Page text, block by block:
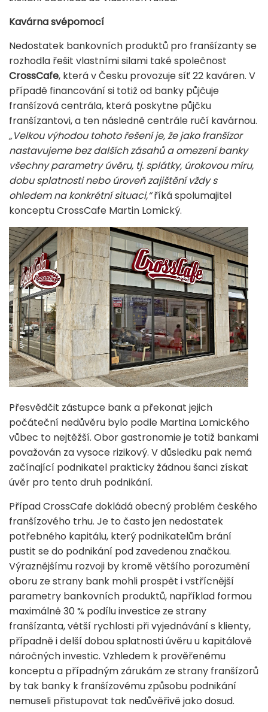
Kavárna svépomocí
Nedostatek bankovních produktů pro franšízanty se
rozhodla řešit vlastními silami také společnost
CrossCafe, která v Česku provozuje síť 22 kaváren. V
případě financování si totiž od banky půjčuje
franšízová centrála, která poskytne půjčku
franšízantovi, a ten následně centrále ručí kavárnou.
„Velkou výhodou tohoto řešení je, že jako franšízor
nastavujeme bez dalších zásahů a omezení banky
všechny parametry úvěru, tj. splátky, úrokovou míru,
dobu splatnosti nebo úroveň zajištění vždy s
ohledem na konkrétní situaci,“říká spolumajitel
konceptu CrossCafe Martin Lomický.
Přesvědčit zástupce bank a překonat jejich
počáteční nedůvěru bylo podle Martina Lomického
vůbec to nejtěžší. Obor gastronomie je totiž bankami
považován za vysoce rizikový. V důsledku pak nemá
začínající podnikatel prakticky žádnou šanci získat
úvěr pro tento druh podnikání.
Případ CrossCafe dokládá obecný problém českého
franšízového trhu. Je to často jen nedostatek
potřebného kapitálu, který podnikatelům brání
pustit se do podnikání pod zavedenou značkou.
Výraznějšímu rozvoji by kromě většího porozumění
oboru ze strany bank mohli prospět i vstřícnější
parametry bankovních produktů, například formou
maximálně 30 % podílu investice ze strany
franšízanta, větší rychlosti při vyjednávání s klienty,
případně i delší dobou splatnosti úvěru u kapitálově
náročných investic. Vzhledem k prověřenému
konceptu a případným zárukám ze strany franšízorů
by tak banky k franšízovému způsobu podnikání
nemuseli přistupovat tak nedůvěřivě jako dosud.